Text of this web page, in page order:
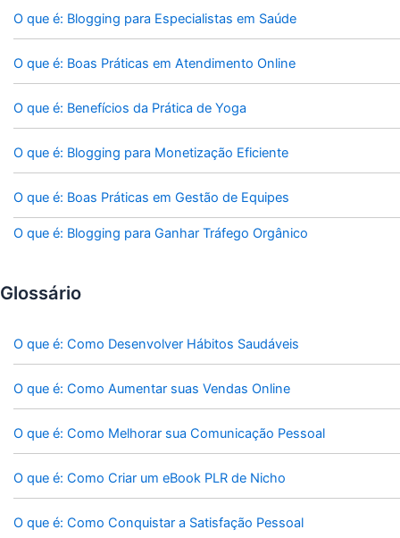
O que é: Blogging para Especialistas em Saúde
O que é: Boas Práticas em Atendimento Online
O que é: Benefícios da Prática de Yoga
O que é: Blogging para Monetização Eficiente
O que é: Boas Práticas em Gestão de Equipes
O que é: Blogging para Ganhar Tráfego Orgânico
Glossário
O que é: Como Desenvolver Hábitos Saudáveis
O que é: Como Aumentar suas Vendas Online
O que é: Como Melhorar sua Comunicação Pessoal
O que é: Como Criar um eBook PLR de Nicho
O que é: Como Conquistar a Satisfação Pessoal